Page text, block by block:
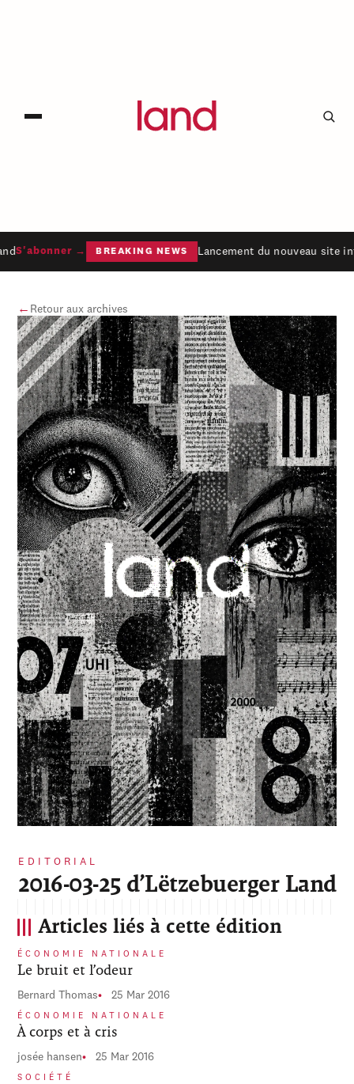
S'abonner → BREAKING NEWS Lancement du nouveau site
← Retour aux archives
EDITORIAL
2016-03-25 d’Lëtzebuerger Land
Articles liés à cette édition
ÉCONOMIE NATIONALE
Le bruit et l’odeur
Bernard Thomas 25 Mar 2016
ÉCONOMIE NATIONALE
À corps et à cris
josée hansen 25 Mar 2016
SOCIÉTÉ